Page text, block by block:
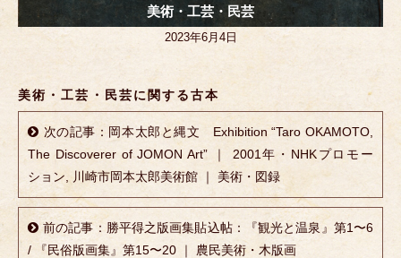
美術・工芸・民芸
2023年6月4日
美術・工芸・民芸に関する古本
次の記事：岡本太郎と縄文 Exhibition “Taro OKAMOTO,
The Discoverer of JOMON Art” ｜ 2001年・NHKプロモー
ション, 川崎市岡本太郎美術館 ｜ 美術・図録
前の記事：勝平得之版画集貼込帖：『観光と温泉』第1〜6
/ 『民俗版画集』第15〜20 ｜ 農民美術・木版画